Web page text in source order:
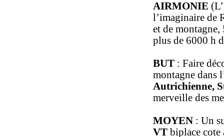
AIRMONIE
l’imaginaire de
et de
plus de 6000 h
BUT : Faire
montagne dans
Autrichienne,
merveille des
MOYEN : Un
VT biplace cote